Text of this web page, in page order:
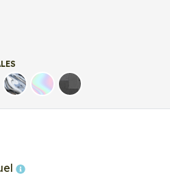
Gold
ChromeHolographique
Carbone Noir